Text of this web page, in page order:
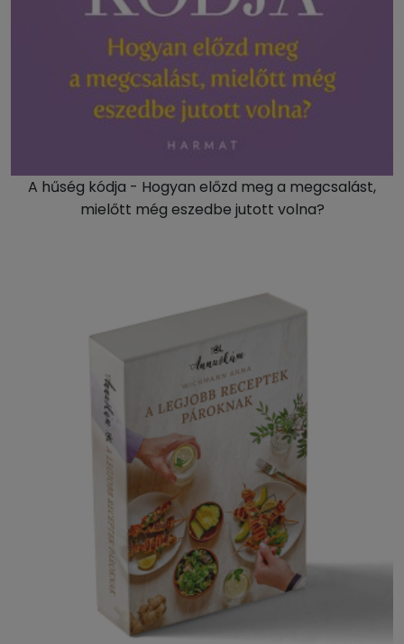
A hűség kódja - Hogyan előzd meg a megcsalást,
mielőtt még eszedbe jutott volna?